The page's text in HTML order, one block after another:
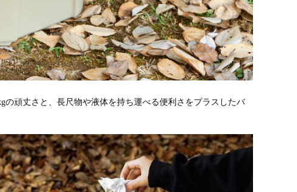
の頑丈さと、長尺物や液体を持ち運べる便利さをプラスしたバ